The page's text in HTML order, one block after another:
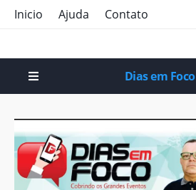
Inicio Ajuda Contato
Dias em Foco